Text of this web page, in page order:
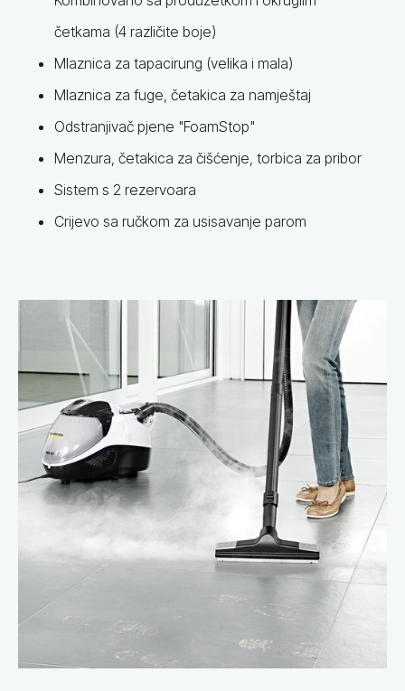
četkama (4 različite boje)
Mlaznica za tapacirung (velika i mala)
Mlaznica za fuge, četakica za namještaj
Odstranjivač pjene "FoamStop"
Menzura, četakica za čišćenje, torbica za pribor
Sistem s 2 rezervoara
Crijevo sa ručkom za usisavanje parom